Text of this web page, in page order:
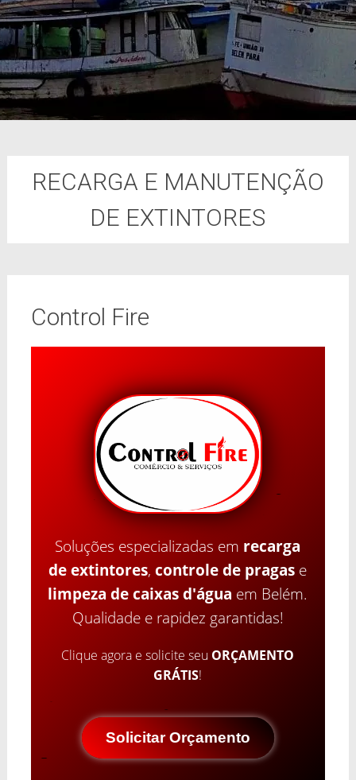
RECARGA E MANUTENÇÃO
DE EXTINTORES
Control Fire
Soluções especializadas em recarga
de extintores,controle de pragas e
limpeza de caixas d'água em Belém.
Qualidade e rapidez garantidas!
Clique agora e solicite seu ORÇAMENTO
GRÁTIS!
Solicitar Orçamento